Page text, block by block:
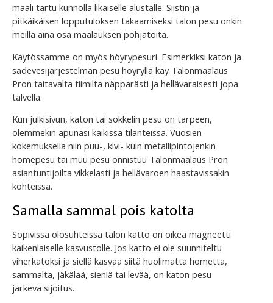
maali tartu kunnolla likaiselle alustalle. Siistin ja
pitkäikäisen lopputuloksen takaamiseksi talon pesu onkin
meillä aina osa maalauksen pohjatöitä.
Käytössämme on myös höyrypesuri. Esimerkiksi katon ja
sadevesijärjestelmän pesu höyryllä käy Talonmaalaus
Pron taitavalta tiimiltä näppärästi ja hellävaraisesti jopa
talvella.
Kun julkisivun, katon tai sokkelin pesu on tarpeen,
olemmekin apunasi kaikissa tilanteissa. Vuosien
kokemuksella niin puu-, kivi- kuin metallipintojenkin
homepesu tai muu pesu onnistuu Talonmaalaus Pron
asiantuntijoilta vikkelästi ja hellävaroen haastavissakin
kohteissa.
Samalla sammal pois katolta
Sopivissa olosuhteissa talon katto on oikea magneetti
kaikenlaiselle kasvustolle. Jos katto ei ole suunniteltu
viherkatoksi ja siellä kasvaa siitä huolimatta hometta,
sammalta, jäkälää, sieniä tai levää, on katon pesu
järkevä sijoitus.